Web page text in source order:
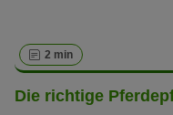
2 min
Die richtige